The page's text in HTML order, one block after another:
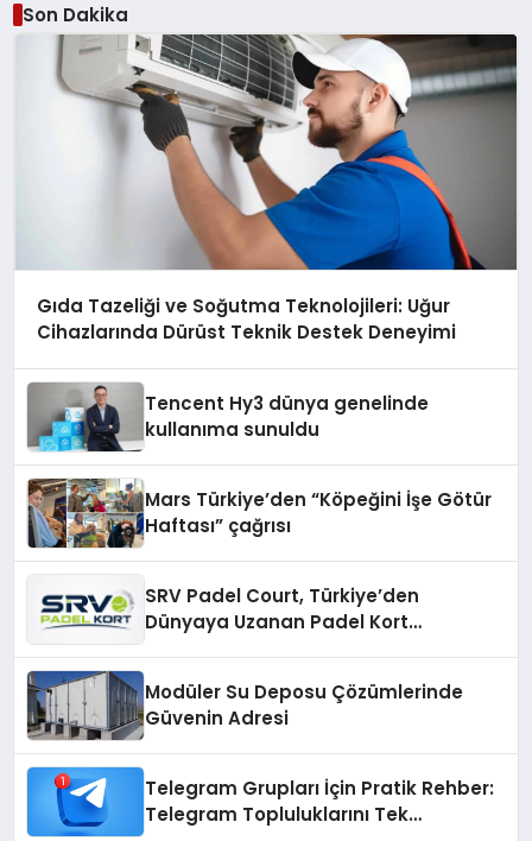
Son Dakika
Gıda Tazeliği ve Soğutma Teknolojileri: Uğur
Cihazlarında Dürüst Teknik Destek Deneyimi
Tencent Hy3 dünya genelinde
kullanıma sunuldu
Mars Türkiye’den “Köpeğini İşe Götür
Haftası” çağrısı
SRV Padel Court, Türkiye’den
Dünyaya Uzanan Padel Kort
Modüler Su Deposu Çözümlerinde
Güvenin Adresi
Telegram Grupları İçin Pratik Rehber:
Telegram Topluluklarını Tek